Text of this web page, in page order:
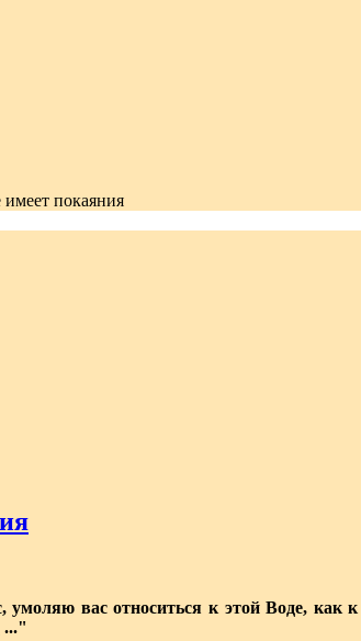
имеет покаяния
вас относиться к этой Воде, как
..."